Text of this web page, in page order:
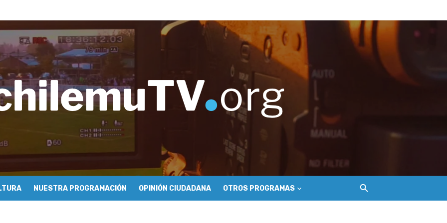
periodismo conocieron cómo se hace televisión comunitaria en Pichilemu
proyectan festivales y escuela comunitaria
y floricultura con María Lina Fermandois y Luis Polanco
inician la construcción participativa del Plan Local de Restauración del Secano Costero Nilahue
a sus finalistas en su segunda clasificatoria
03: lessons on flight – Cecilia Araneda
celebra 50 años de carrera en Pichilemu
frontal en Pichilemu junto al alcalde Roberto Córdova
suscriben convenio para esterilización de mascotas
Primaria fortalecen alianza para mejorar el acceso a la atención gastroenterológica
NUESTRA PROGRAMACIÓN OPINIÓN CIUDADANA OTROS PROGRAMAS